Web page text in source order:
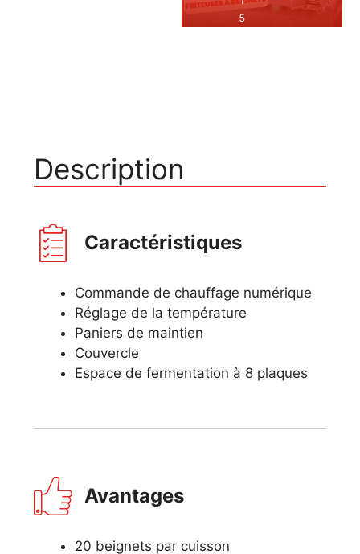
Description
Caractéristiques
Commande de chauffage numérique
Réglage de la température
Paniers de maintien
Couvercle
Espace de fermentation à 8 plaques
Avantages
20 beignets par cuisson